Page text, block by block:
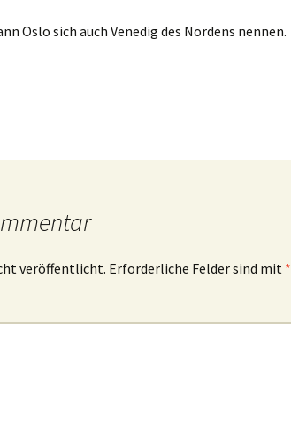
Oslo sich auch Venedig des Nordens nennen.
veröffentlicht. Erforderliche Felder sind mit *